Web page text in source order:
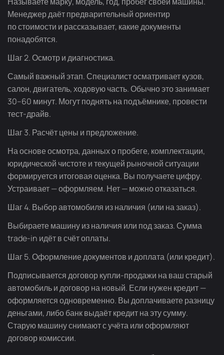
Менеджер даёт предварительный ориентир
по стоимости и рассказывает, какие документы
понадобятся.
Шаг 2. Осмотр и диагностика.
Самый важный этап. Специалист осматривает кузов,
салон, двигатель, ходовую часть. Обычно это занимает
30–60 минут. Могут поднять на подъёмнике, провести
тест-драйв.
Шаг 3. Расчёт цены и предложение.
На основе осмотра, данных о пробеге, комплектации,
юридической чистоте и текущей рыночной ситуации
формируется итоговая оценка. Вы получаете цифру.
Устраивает — оформляем. Нет — можно отказаться.
Шаг 4. Выбор автомобиля из наличия (или на заказ).
Выбираете машину из наличия или под заказ. Сумма
trade-in идёт в счёт оплаты.
Шаг 5. Оформление документов и доплата (или кредит).
Подписывается договоркупли-продажи на ваш старый
автомобиль и договор на новый. Если нужен кредит —
оформляется одновременно. Вы доплачиваете разницу
деньгами, либо банк выдаёт кредит на эту сумму.
Старую машину снимают с учёта или оформляют
договор комиссии.